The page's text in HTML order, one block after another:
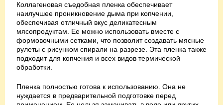
Коллагеновая съедобная пленка обеспечивает
наилучшее проникновение дыма при копчении,
обеспечивая отличный вкус деликатесным
мясопродуктам. Ее можно использовать вместе с
формовочными сетками, что позволит создавать мясные
рулеты с рисунком спирали на разрезе. Эта пленка также
подходит для копчения и всех видов термической
обработки.
Пленка полностью готова к использованию. Она не
нуждается в предварительной подготовке перед